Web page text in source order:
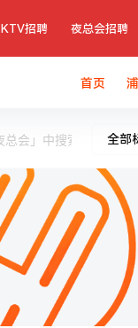
KTV招聘 夜总会招聘
首页
全部